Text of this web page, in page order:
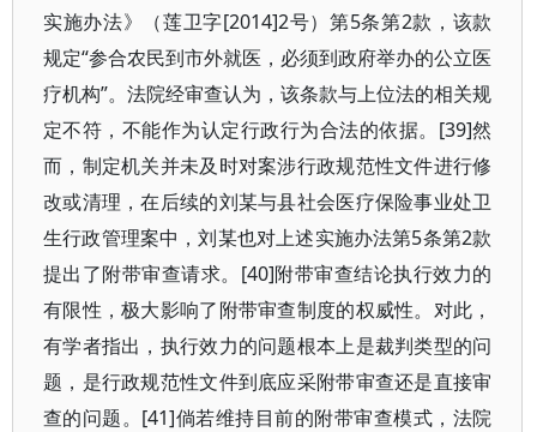
实施办法》（莲卫字[2014]2号）第5条第2款，该款
规定“参合农民到市外就医，必须到政府举办的公立医
疗机构”。法院经审查认为，该条款与上位法的相关规
定不符，不能作为认定行政行为合法的依据。[39]然
而，制定机关并未及时对案涉行政规范性文件进行修
改或清理，在后续的刘某与县社会医疗保险事业处卫
生行政管理案中，刘某也对上述实施办法第5条第2款
提出了附带审查请求。[40]附带审查结论执行效力的
有限性，极大影响了附带审查制度的权威性。对此，
有学者指出，执行效力的问题根本上是裁判类型的问
题，是行政规范性文件到底应采附带审查还是直接审
查的问题。[41]倘若维持目前的附带审查模式，法院